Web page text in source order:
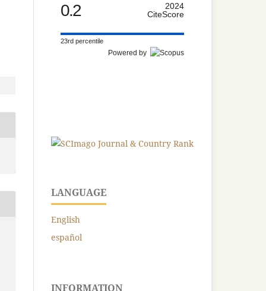
0.2
2024
CiteScore
23rd percentile
Powered by
LANGUAGE
English
español
INFORMATION